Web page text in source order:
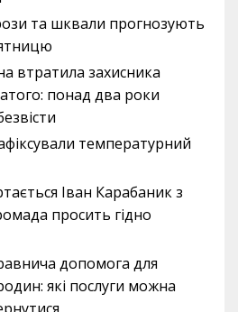
та шквали прогнозують
втратила захисника
понад два роки
температурний
Іван Карабаник з
просить гідно
допомога для
які послуги можна